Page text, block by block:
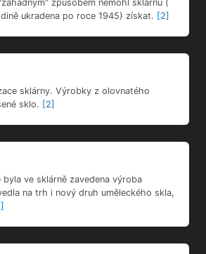
způsobem nemohl sklárnu (
ukradena po roce 1945) získat. [2]
sklárny. Výrobky z olovnatého
sklo. [2]
byla ve sklárně zavedena výroba
na trh i nový druh uměleckého skla,